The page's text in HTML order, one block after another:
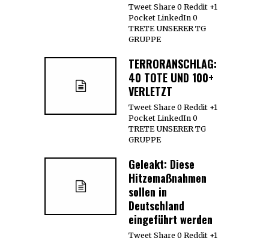
Tweet Share 0 Reddit +1
Pocket LinkedIn 0
TRETE UNSERER TG
GRUPPE
TERRORANSCHLAG:
40 TOTE UND 100+
VERLETZT
Tweet Share 0 Reddit +1
Pocket LinkedIn 0
TRETE UNSERER TG
GRUPPE
Geleakt: Diese
Hitzemaßnahmen
sollen in
Deutschland
eingeführt werden
Tweet Share 0 Reddit +1